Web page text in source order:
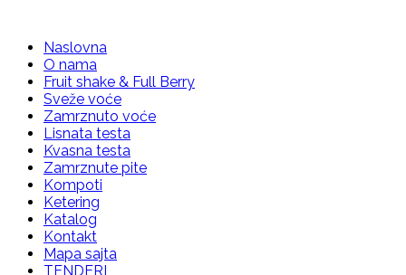
Naslovna
O nama
Fruit shake & Full Berry
Sveže voće
Zamrznuto voće
Lisnata testa
Kvasna testa
Zamrznute pite
Kompoti
Ketering
Katalog
Kontakt
Mapa sajta
TENDERI